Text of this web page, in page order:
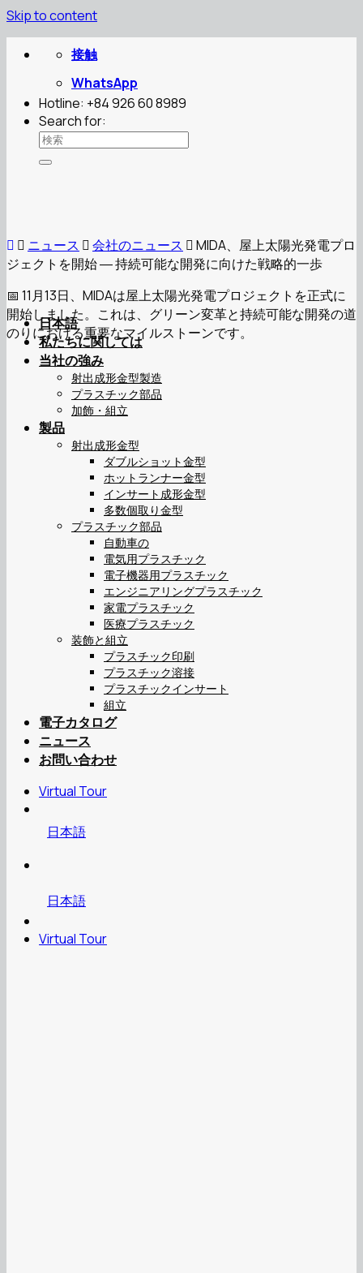
Skip to content
接触
WhatsApp
Hotline: +84 926 60 8989
Search for:
日本語
私たちに関しては
当社の強み
射出成形金型製造
プラスチック部品
加飾・組立
製品
射出成形金型
ダブルショット金型
ホットランナー金型
インサート成形金型
多数個取り金型
プラスチック部品
自動車の
電気用プラスチック
電子機器用プラスチック
エンジニアリングプラスチック
家電プラスチック
医療プラスチック
装飾と組立
プラスチック印刷
プラスチック溶接
プラスチックインサート
組立
電子カタログ
ニュース
お問い合わせ
Virtual Tour
日本語
日本語
Virtual Tour
ニュース 会社のニュース
MIDA、屋上太陽光発電プロ
ジェクトを開始 ― 持続可能な開発に向けた戦略的一歩
📅 11月13日、MIDAは屋上太陽光発電プロジェクトを正式に
開始しました。これは、グリーン変革と持続可能な開発の道
のりにおける重要なマイルストーンです。